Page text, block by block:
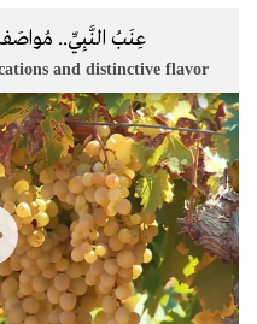
عِنَبُ النَّبِيِّ..
and distinctive flavor